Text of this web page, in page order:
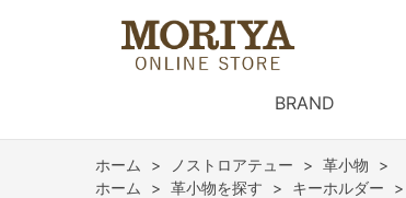
BRAND
ホーム > ノストロアテュー > 革小物 >
ホーム
> 革小物を探す > キーホルダー >